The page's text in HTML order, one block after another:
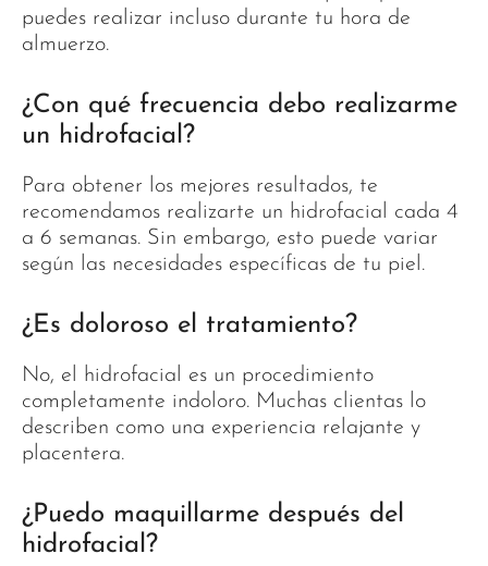
puedes realizar incluso durante tu hora de
almuerzo.
¿Con qué frecuencia debo realizarme
un hidrofacial?
Para obtener los mejores resultados, te
recomendamos realizarte un hidrofacial cada 4
a 6 semanas. Sin embargo, esto puede variar
según las necesidades específicas de tu piel.
¿Es doloroso el tratamiento?
No, el hidrofacial es un procedimiento
completamente indoloro. Muchas clientas lo
describen como una experiencia relajante y
placentera.
¿Puedo maquillarme después del
hidrofacial?